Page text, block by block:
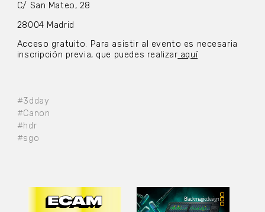
#3dday
#Canon
#hdr
#sgo
C/ San Mateo, 28
28004 Madrid
Acceso gratuito. Para asistir al evento es necesaria
inscripción previa, que puedes realizar aquí